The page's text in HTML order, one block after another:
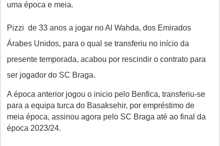
uma época e meia.
Pizzi de 33 anos a jogar no Al Wahda, dos Emirados
Árabes Unidos, para o qual se transferiu no início da
presente temporada, acabou por rescindir o contrato para
ser jogador do SC Braga.
A época anterior jogou o inicio pelo Benfica, transferiu-se
para a equipa turca do Basaksehir, por empréstimo de
meia época, assinou agora pelo SC Braga até ao final da
época 2023/24.